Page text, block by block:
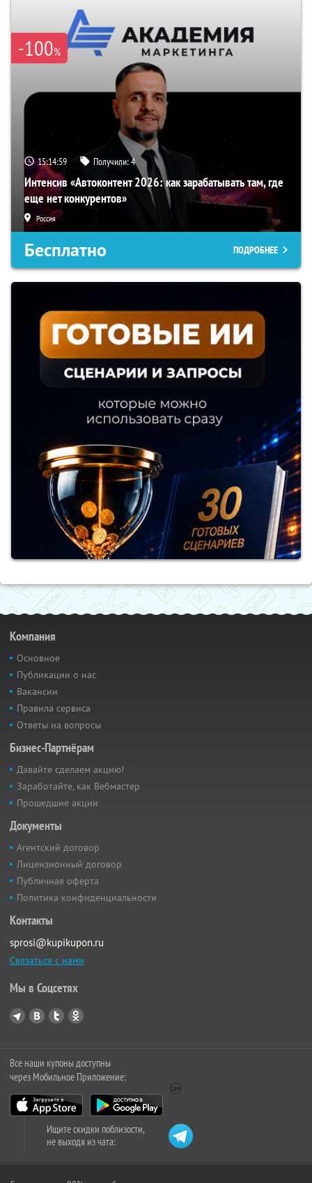
-100%
15:14:59 Получили:4
Интенсив «Автоконтент 2026: как зарабатывать там, где
еще нет конкурентов»
Россия
Бесплатно ПОДРОБНЕЕ
Компания
Основное
Публикации о нас
Вакансии
Правила сервиса
Ответы на вопросы
Бизнес-Партнёрам
Давайте сделаем акцию!
Заработайте, как Вебмастер
Прошедшие акции
Документы
Агентский договор
Лицензионный договор
Публичная оферта
Политика конфиденциальности
Контакты
sprosi@kupikupon.ru
Связаться с нами
Мы в Соцсетях
Все наши купоны доступны
через Мобильное Приложение:
Ищите скидки поблизости,
не выходя из чата: